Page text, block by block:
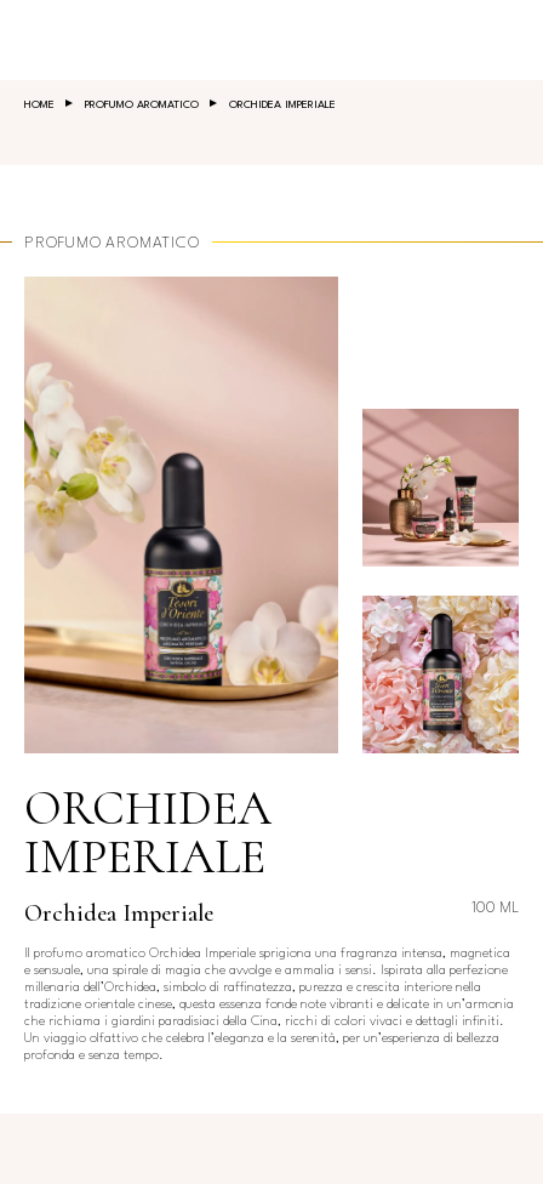
HOME PROFUMO AROMATICO ORCHIDEA IMPERIALE
PROFUMO AROMATICO
ORCHIDEA
IMPERIALE
Orchidea Imperiale 100 ML
Il profumo aromatico Orchidea Imperiale sprigiona una fragranza intensa, magnetica
e sensuale, una spirale di magia che avvolge e ammalia i sensi. Ispirata alla perfezione
millenaria dell’Orchidea, simbolo di raffinatezza, purezza e crescita interiore nella
tradizione orientale cinese, questa essenza fonde note vibranti e delicate in un’armonia
che richiama i giardini paradisiaci della Cina, ricchi di colori vivaci e dettagli infiniti.
Un viaggio olfattivo che celebra l’eleganza e la serenità, per un’esperienza di bellezza
profonda e senza tempo.